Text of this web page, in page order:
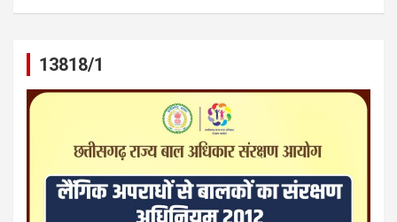
13818/1